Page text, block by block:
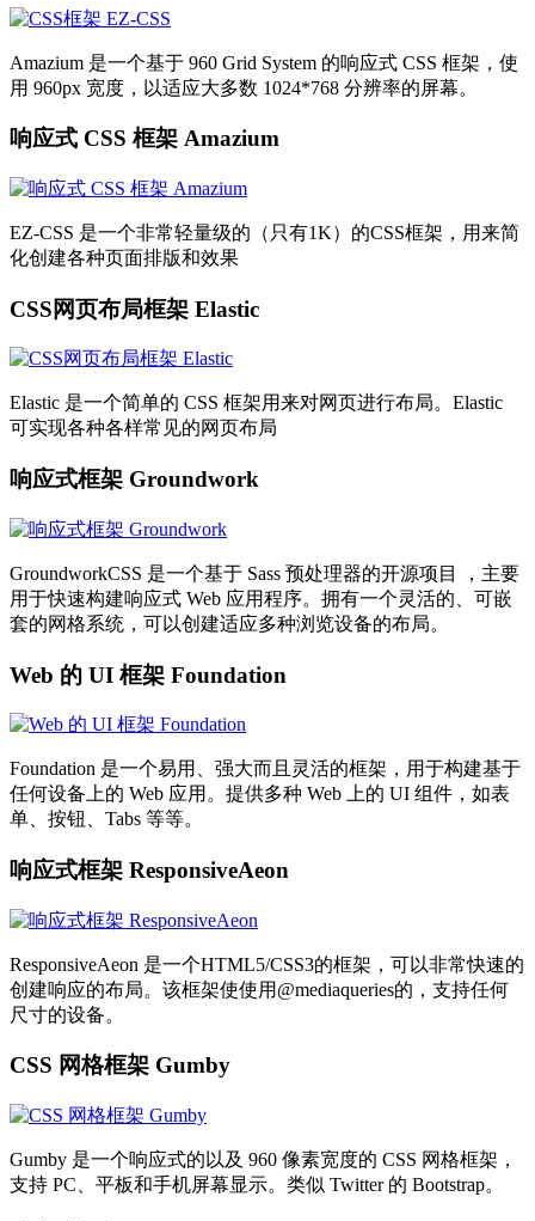
Amazium 是一个基于 960 Grid System 的响应式 CSS 框架，使
用 960px 宽度，以适应大多数 1024*768 分辨率的屏幕。
响应式 CSS 框架 Amazium
EZ-CSS 是一个非常轻量级的（只有1K）的CSS框架，用来简
化创建各种页面排版和效果
CSS网页布局框架 Elastic
Elastic 是一个简单的 CSS 框架用来对网页进行布局。Elastic
可实现各种各样常见的网页布局
响应式框架 Groundwork
GroundworkCSS 是一个基于 Sass 预处理器的开源项目 ，主要
用于快速构建响应式 Web 应用程序。拥有一个灵活的、可嵌
套的网格系统，可以创建适应多种浏览设备的布局。
Web 的 UI 框架 Foundation
Foundation 是一个易用、强大而且灵活的框架，用于构建基于
任何设备上的 Web 应用。提供多种 Web 上的 UI 组件，如表
单、按钮、Tabs 等等。
响应式框架 ResponsiveAeon
ResponsiveAeon 是一个HTML5/CSS3的框架，可以非常快速的
创建响应的布局。该框架使使用@mediaqueries的，支持任何
尺寸的设备。
CSS 网格框架 Gumby
Gumby 是一个响应式的以及 960 像素宽度的 CSS 网格框架，
支持 PC、平板和手机屏幕显示。类似 Twitter 的 Bootstrap。